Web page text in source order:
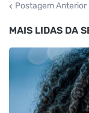
Postagem Anterior
MAIS LIDAS DA